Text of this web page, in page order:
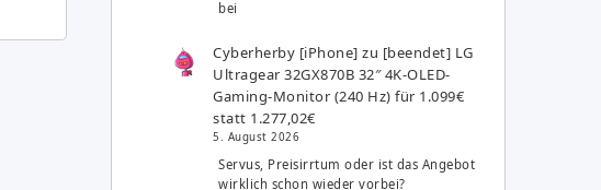
bei
Cyberherby [iPhone] zu [beendet] LG
Ultragear 32GX870B 32″ 4K-OLED-
Gaming-Monitor (240 Hz) für 1.099€
statt 1.277,02€
5. August 2026
Servus, Preisirrtum oder ist das Angebot
wirklich schon wieder vorbei?